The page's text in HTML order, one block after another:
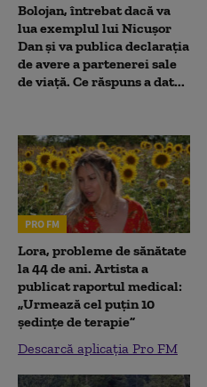
Bolojan, întrebat dacă va
lua exemplul lui Nicușor
Dan și va publica declarația
de avere a partenerei sale
de viață. Ce răspuns a dat...
PRO FM
Lora, probleme de sănătate
la 44 de ani. Artista a
publicat raportul medical:
„Urmează cel puțin 10
ședințe de terapie”
Descarcă aplicația Pro FM